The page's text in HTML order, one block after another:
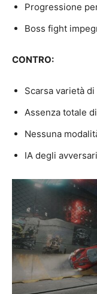
Progressione
Boss fight
CONTRO:
Scarsa varietà
Assenza totale
Nessuna
IA degli